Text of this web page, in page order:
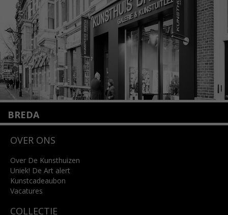
Lees meer
BREDA
4818 SB Breda
info@kunsthuisbreda.nl
Lees meer
OVER ONS
Over De Kunsthuizen
Uniek! De Art alert
Kunstcadeaubon
Vacatures
COLLECTIE